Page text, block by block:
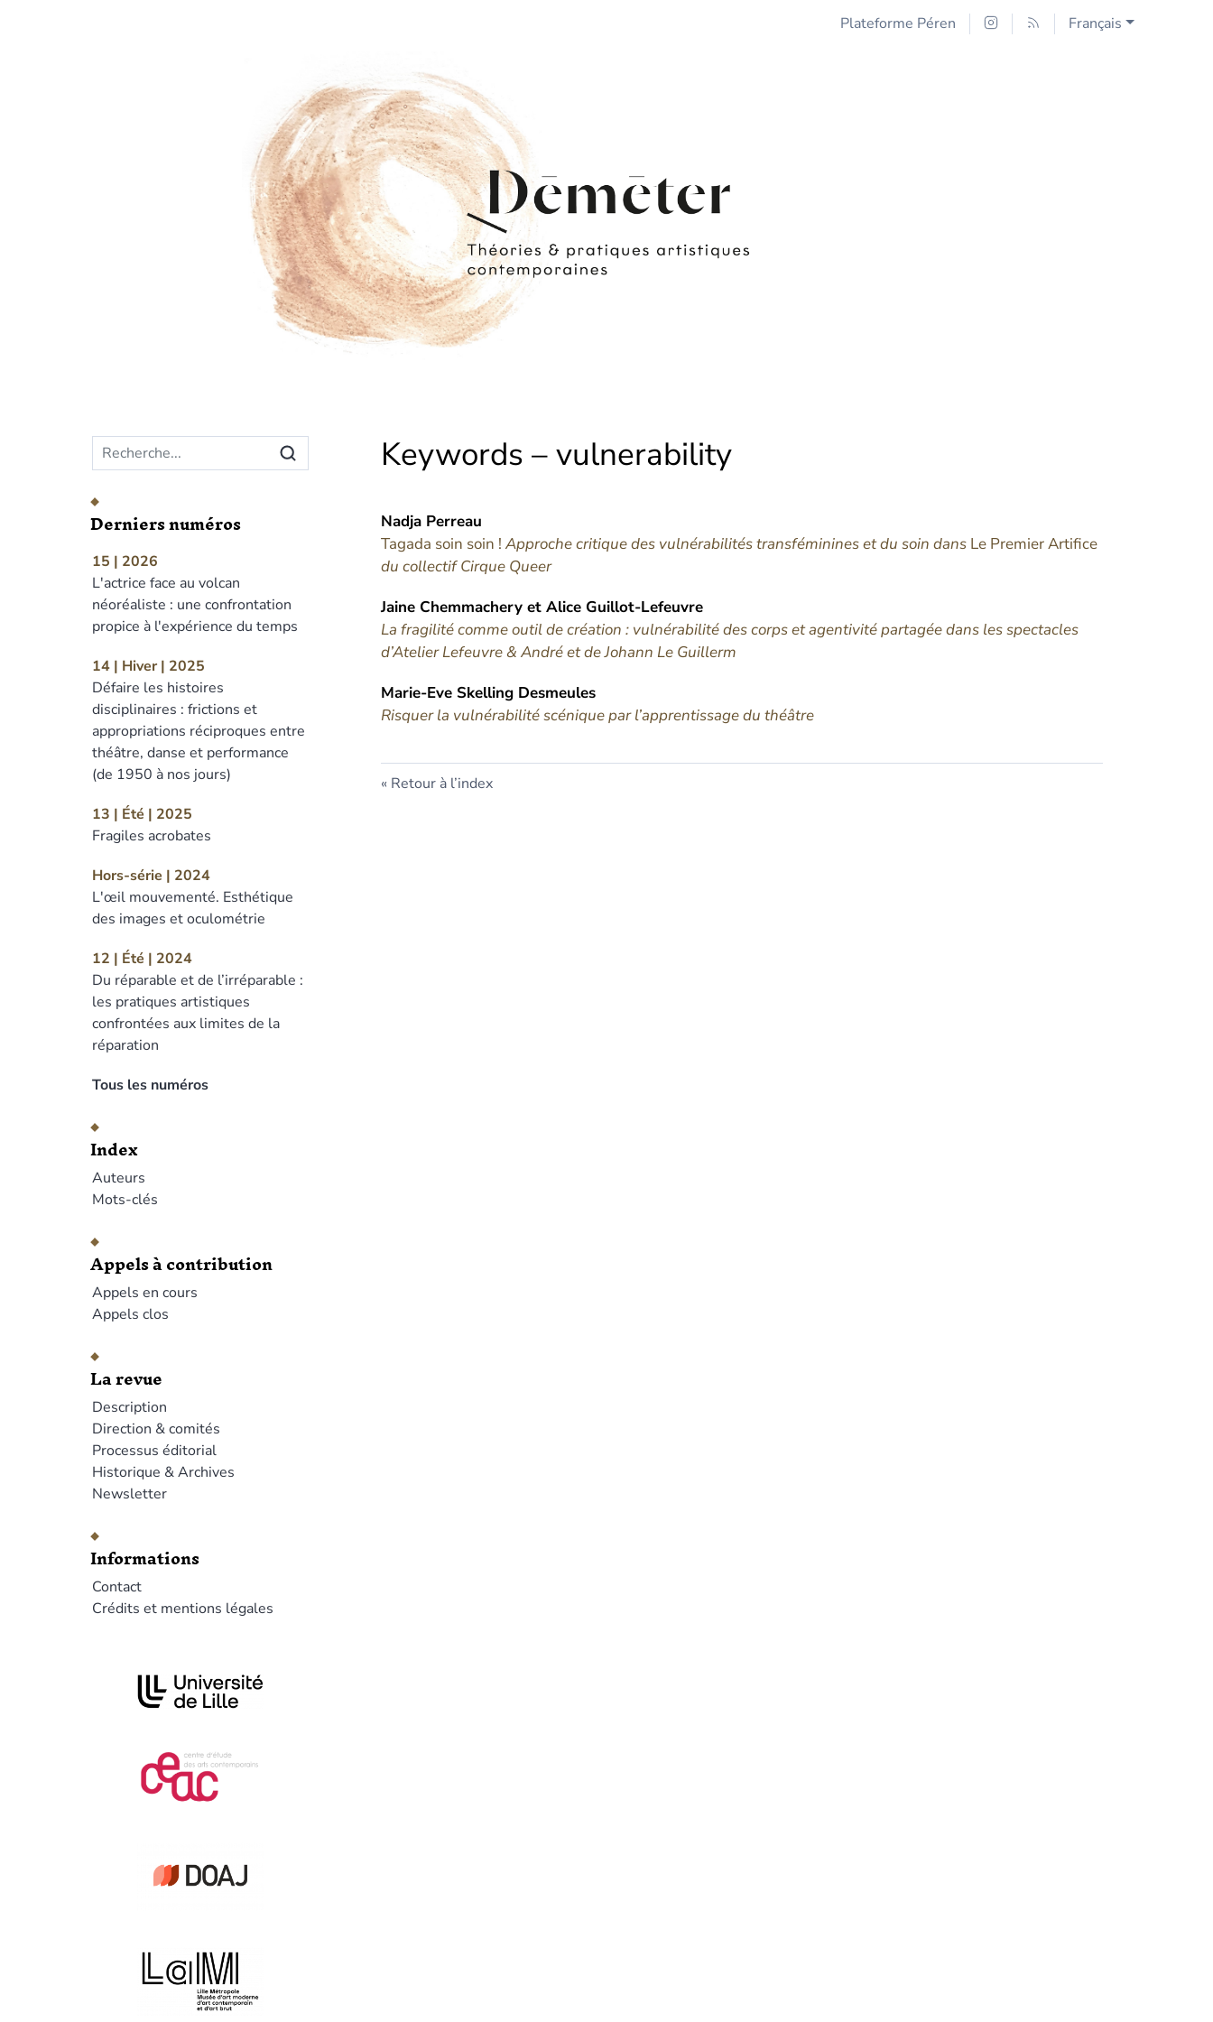
Plateforme Péren Français
Menu principal
Derniers numéros
15 | 2026
L'actrice face au volcan
néoréaliste : une confrontation
propice à l'expérience du temps
14 | Hiver | 2025
Défaire les histoires
disciplinaires : frictions et
appropriations réciproques entre
théâtre, danse et performance
(de 1950 à nos jours)
13 | Été | 2025
Fragiles acrobates
Hors-série | 2024
L'œil mouvementé. Esthétique
des images et oculométrie
12 | Été | 2024
Du réparable et de l’irréparable :
les pratiques artistiques
confrontées aux limites de la
réparation
Tous les numéros
Index
Auteurs
Mots-clés
Appels à contribution
Appels en cours
Appels clos
La revue
Description
Direction & comités
Processus éditorial
Historique & Archives
Newsletter
Informations
Contact
Crédits et mentions légales
Affiliations/partenaires
Keywords – vulnerability
Nadja Perreau
Tagada soin soin ! Approche critique des vulnérabilités transféminines et du soin dans Le Premier Artifice
du collectif Cirque Queer
Jaine Chemmachery et Alice Guillot-Lefeuvre
La fragilité comme outil de création : vulnérabilité des corps et agentivité partagée dans les spectacles
d’Atelier Lefeuvre & André et de Johann Le Guillerm
Marie-Eve Skelling Desmeules
Risquer la vulnérabilité scénique par l’apprentissage du théâtre
Retour à l’index